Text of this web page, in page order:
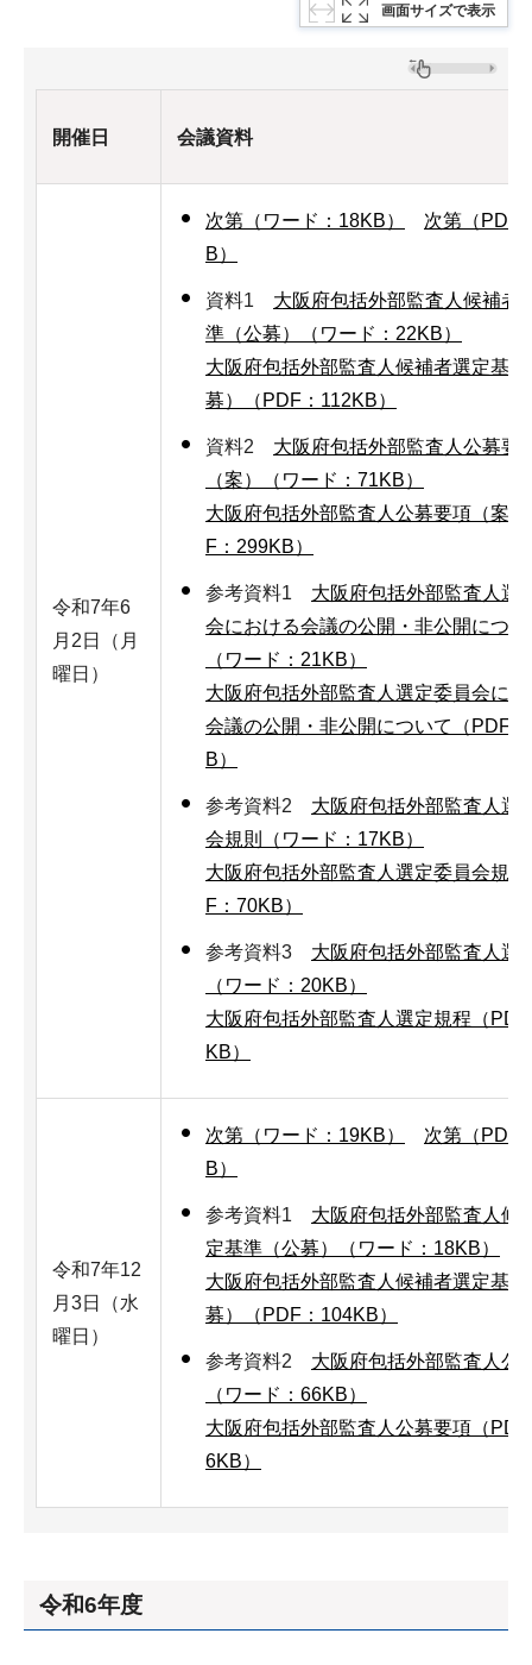
画面サイズで表示
開催日 会議資料
令和7年6
月2日（月
曜日）
次第（ワード：18KB）
次第（PDF
B）
資料1 大阪府包括外部監査人候補者
準（公募）（ワード：22KB）
大阪府包括外部監査人候補者選定基
募）（PDF：112KB）
資料2 大阪府包括外部監査人公募要
（案）（ワード：71KB）
大阪府包括外部監査人公募要項（案
F：299KB）
参考資料1 大阪府包括外部監査人選
会における会議の公開・非公開につい
（ワード：21KB）
大阪府包括外部監査人選定委員会に
会議の公開・非公開について（PDF
B）
参考資料2 大阪府包括外部監査人選
会規則（ワード：17KB）
大阪府包括外部監査人選定委員会規
F：70KB）
参考資料3 大阪府包括外部監査人選
（ワード：20KB）
大阪府包括外部監査人選定規程（
KB）
令和7年12
月3日（水
曜日）
次第（ワード：19KB）
次第（PDF
B）
参考資料1 大阪府包括外部監査人候
定基準（公募）（ワード：18KB）
大阪府包括外部監査人候補者選定基
募）（PDF：104KB）
参考資料2 大阪府包括外部監査人公
（ワード：66KB）
大阪府包括外部監査人公募要項（
6KB）
令和6年度